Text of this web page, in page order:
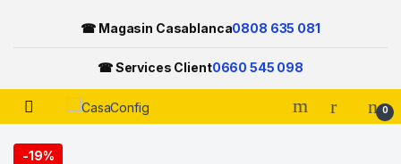
☎ Magasin Casablanca0808 635 081
☎ Services Client0660 545 098
Open 0
-19%